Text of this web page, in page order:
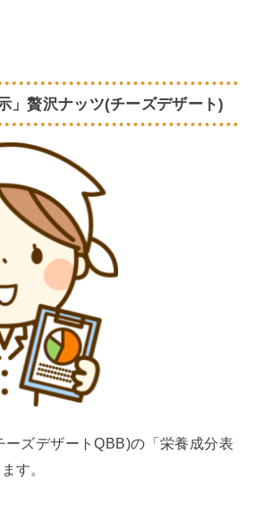
贅沢ナッツ(チーズデザート)
ーズデザートQBB)の「栄養成分表
す。